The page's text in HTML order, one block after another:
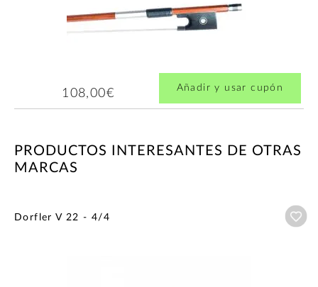
108,00€ Añadir y usar cupón
PRODUCTOS INTERESANTES DE OTRAS
MARCAS
Dorfler V 22 - 4/4